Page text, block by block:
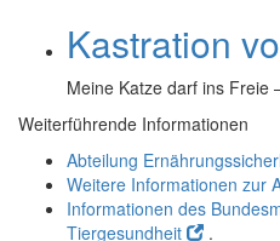
Kastration
Meine Katze darf ins Freie
Weiterführende Informationen
Abteilung
Weitere Informationen zur
Informationen des
Tiergesundheit
.